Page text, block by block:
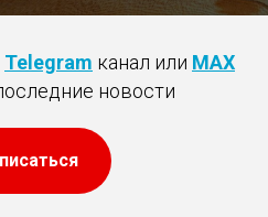
Telegram канал или MAX
новости